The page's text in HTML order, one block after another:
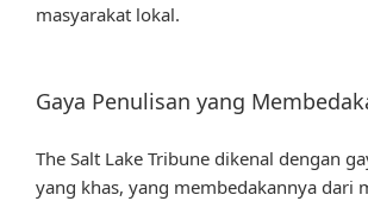
masyarakat lokal.
Gaya Penulisan yang
The Salt Lake Tribune dikenal dengan
yang khas, yang membedakannya dari